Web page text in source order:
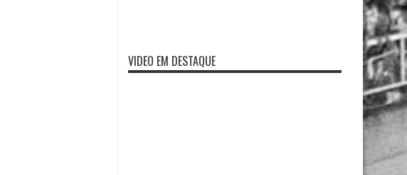
VIDEO EM DESTAQUE